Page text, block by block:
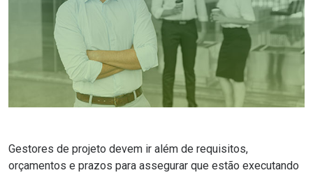
Gestores de projeto devem ir além de requisitos,
orçamentos e prazos para assegurar que estão executando